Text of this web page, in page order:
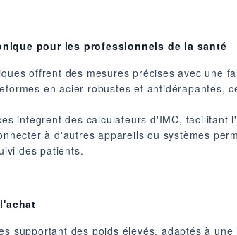
pour les professionnels de la santé
offrent des mesures précises avec une
en acier robustes et antidérapantes,
intègrent des calculateurs d'IMC, facilitant
à d'autres appareils ou systèmes
des patients.
supportant des poids élevés, adaptés à